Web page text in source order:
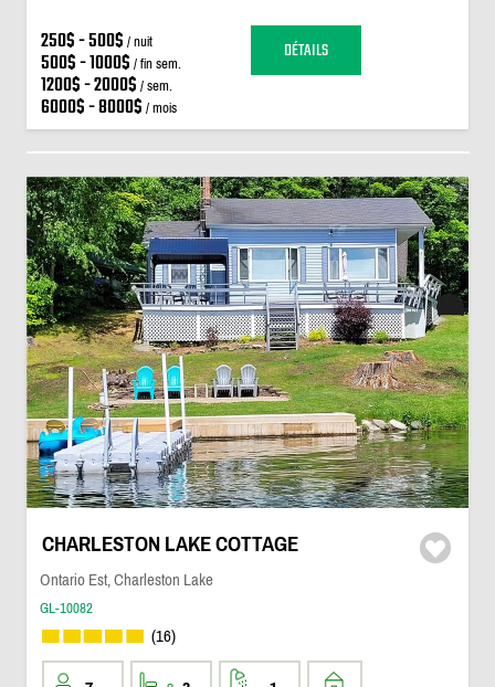
250$ - 500$ / nuit
500$ - 1000$ / fin sem.
1200$ - 2000$ / sem.
6000$ - 8000$ / mois
DÉTAILS
CHARLESTON LAKE COTTAGE
Ontario Est, Charleston Lake
GL-10082
(16)